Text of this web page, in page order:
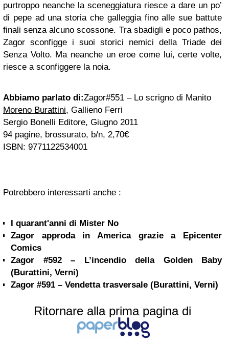
purtroppo neanche la sceneggiatura riesce a dare un po’
di pepe ad una storia che galleggia fino alle sue battute
finali senza alcuno scossone. Tra sbadigli e poco pathos,
Zagor sconfigge i suoi storici nemici della Triade dei
Senza Volto. Ma neanche un eroe come lui, certe volte,
riesce a sconfiggere la noia.
Abbiamo parlato di:Zagor#551 – Lo scrigno di Manito
Moreno Burattini, Gallieno Ferri
Sergio Bonelli Editore, Giugno 2011
94 pagine, brossurato, b/n, 2,70€
ISBN: 9771122534001
Potrebbero interessarti anche :
I quarant'anni di Mister No
Zagor approda in America grazie a Epicenter
Comics
Zagor #592 – L’incendio della Golden Baby
(Burattini, Verni)
Zagor #591 – Vendetta trasversale (Burattini, Verni)
Ritornare alla prima pagina di